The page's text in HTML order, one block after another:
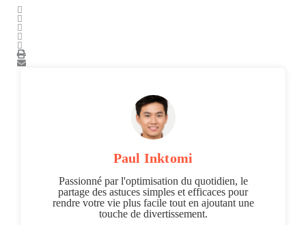
Paul Inktomi
Passionné par l'optimisation du quotidien, le
partage des astuces simples et efficaces pour
rendre votre vie plus facile tout en ajoutant une
touche de divertissement.